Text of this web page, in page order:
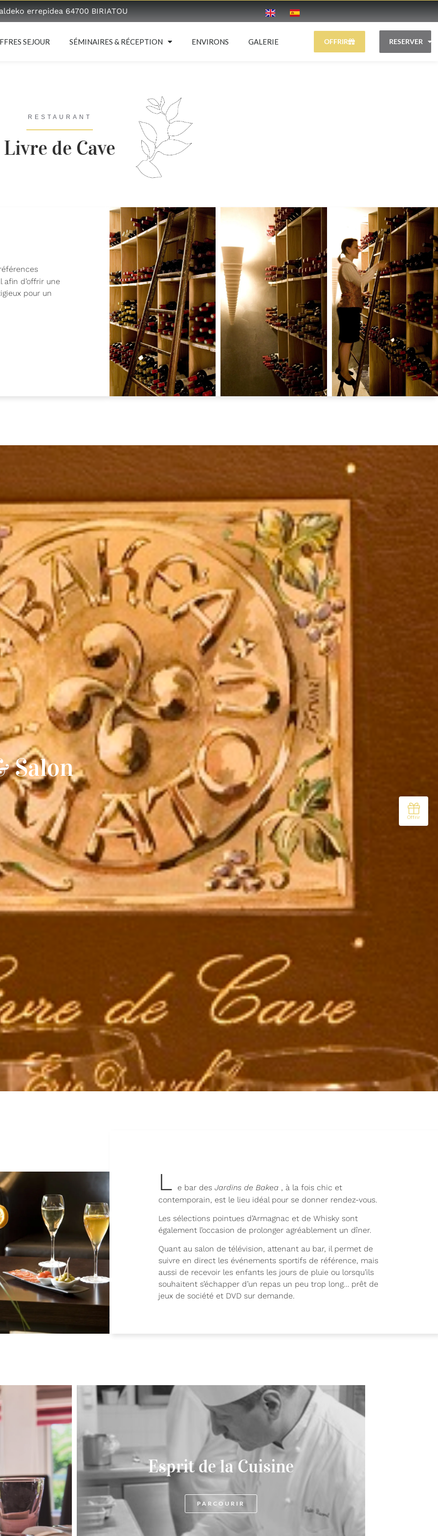
errepidea 64700 BIRIATOU
SEJOUR SÉMINAIRES & RÉCEPTION ENVIRONS GALERIE OFFRIR RESERVER
RESTAURANT
Livre de Cave
afin d’offrir une
pour un
Salon
L e bar des Jardins de Bakea , à la fois chic et
contemporain, est le lieu idéal pour se donner rendez-vous.
Les sélections pointues d’Armagnac et de Whisky sont
également l’occasion de prolonger agréablement un dîner.
Quant au salon de télévision, attenant au bar, il permet de
suivre en direct les événements sportifs de référence, mais
aussi de recevoir les enfants les jours de pluie ou lorsqu’ils
souhaitent s’échapper d’un repas un peu trop long… prêt de
jeux de société et DVD sur demande.
Esprit de la Cuisine
PARCOURIR